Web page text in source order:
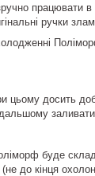
працювати
ручки
цьому досить
буде
до кінця